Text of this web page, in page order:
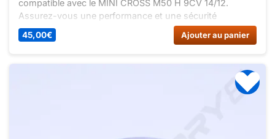
compatible avec le MINI CROSS M50 H 9CV 14/12.
Assurez-vous une performance et une sécurité
optimales avec ce système de frein de haute qualité.
Facile à installer et fiable, choisissez la qualité pour votre
45,00€ Ajouter au panier